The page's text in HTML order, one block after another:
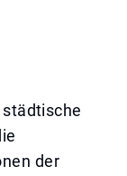
der